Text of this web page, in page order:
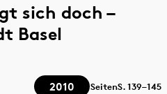
sich doch –
Basel
2010 SeitenS.139–145